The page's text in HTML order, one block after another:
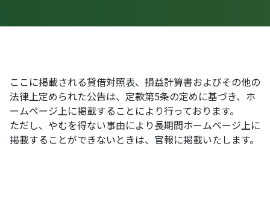
ここに掲載される貸借対照表、損益計算書およびその他の
法律上定められた公告は、定款第5条の定めに基づき、ホ
ームページ上に掲載することにより行っております。
ただし、やむを得ない事由により長期間ホームページ上に
掲載することができないときは、官報に掲載いたします。